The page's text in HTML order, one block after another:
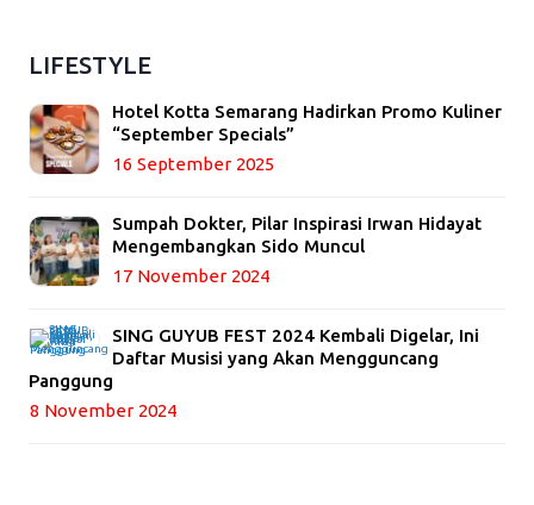
LIFESTYLE
Hotel Kotta Semarang Hadirkan Promo Kuliner
“September Specials”
16 September 2025
Sumpah Dokter, Pilar Inspirasi Irwan Hidayat
Mengembangkan Sido Muncul
17 November 2024
SING GUYUB FEST 2024 Kembali Digelar, Ini
Daftar Musisi yang Akan Mengguncang
Panggung
8 November 2024